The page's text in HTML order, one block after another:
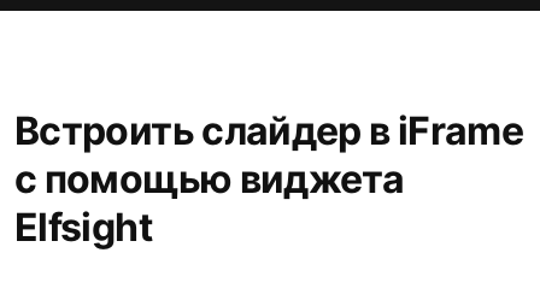
Встроить слайдер в iFrame
с помощью виджета
Elfsight